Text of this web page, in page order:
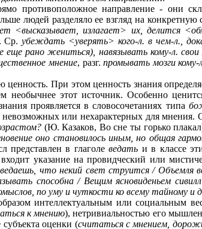
противоположное направление - они
людей разделяло ее взгляд на
<высказывает, излагает> их, делится
Ср.убеждать <уверять> кого-л. в чем-л.,
рано жениться), навязывать кому-л. свои
мнение, разг.промывать мозги кому-
При этом ценность знания
необычнее этот источник. Особенно
проявляется в словосочетаниях типа
невозможных или нехарактерных для мнения.
(Ю. Казаков, Во сне ты горько
оно становилось иным, но общая
представлен в глаголеведать и в классе
указание на провидческий или
что некий свет струится /
способна / Вещим ясновиденьем сивилл
по уму и чуткости ко всему тайному и
интеллектуальным или социальным
к мнению), нетривиальностью его
оценки (считаться с мнением,